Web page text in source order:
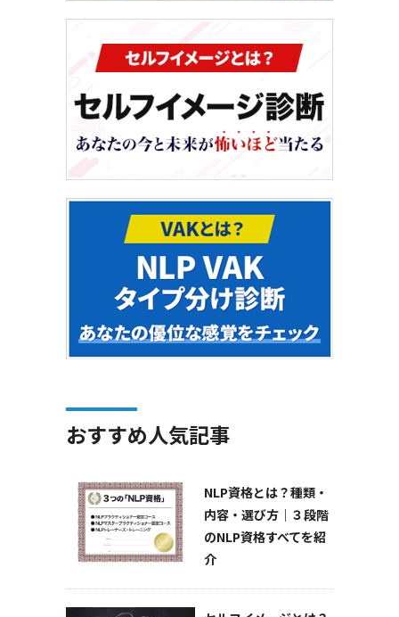
おすすめ人気記事
NLP資格とは？種類・
内容・選び方｜３段階
のNLP資格すべてを紹
介